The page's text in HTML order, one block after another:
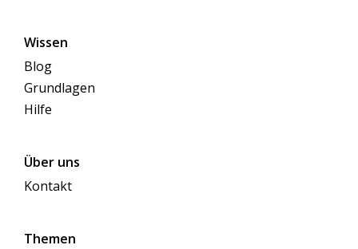
Wissen
Blog
Grundlagen
Hilfe
Über uns
Kontakt
Themen